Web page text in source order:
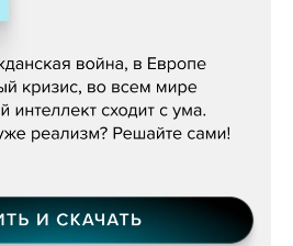
«Наше сердце